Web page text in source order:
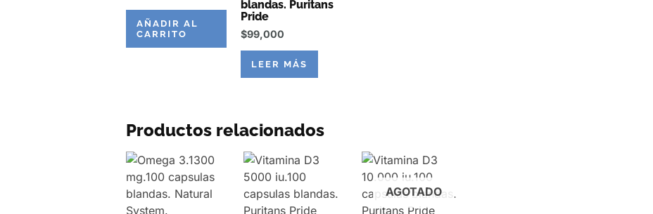
AÑADIR AL
CARRITO
blandas. Puritans
Pride
$99,000
LEER MÁS
Productos relacionados
AGOTADO